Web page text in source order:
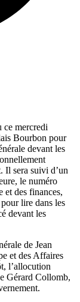
ce mercredi
Bourbon pour
devant les
Il sera suivi d’un
le numéro
et des finances,
lire dans les
devant les
de Jean
et des Affaires
l’allocution
Gérard Collomb,